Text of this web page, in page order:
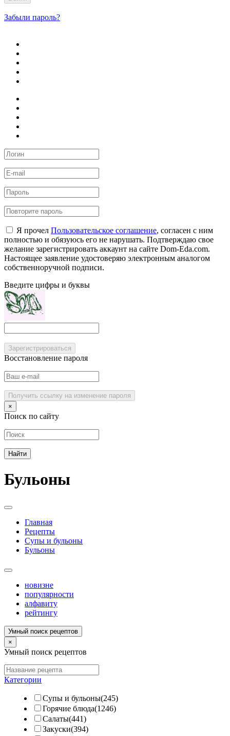
Забыли пароль?
Я прочел Пользовательское соглашение, согласен с ним
полностью и обязуюсь его не нарушать. Подтверждаю свое
желание зарегистрировать аккаунт на сайте Dom-Eda.com.
Настоящее заявление удостоверяю электронным аналогом
собственноручной подписи.
Введите цифры и буквы
Зарегистрироваться
Восстановление пароля
Получить ссылку на изменение пароля
×
Поиск по сайту
Бульоны
Главная
Рецепты
Супы и бульоны
Бульоны
новизне
популярности
алфавиту
рейтингу
Умный поиск рецептов
×
Умный поиск рецептов
Категории
Супы и бульоны(245)
Горячие блюда(1246)
Салаты(441)
Закуски(394)